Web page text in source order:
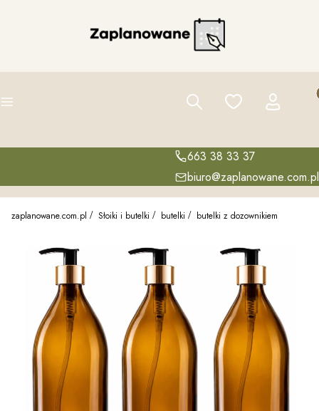
Menu Szukaj Ulubione Zaloguj się
663 38 33 37
biuro@zaplanowane.com.pl
zaplanowane.com.pl Słoiki i butelki butelki butelki z dozownikiem